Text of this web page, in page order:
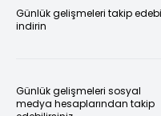
Günlük gelişmeleri takip
indirin
Günlük gelişmeleri sosyal
medya hesaplarından takip